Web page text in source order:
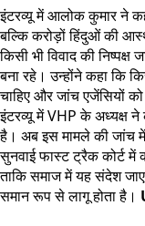
इंटरव्यू में आलोक कुमार ने
बल्कि करोड़ों हिंदुओं की
किसी भी विवाद की
बना रहे। उन्होंने कहा कि
चाहिए और जांच एजेंसियों को
इंटरव्यू में VHP के अध्यक्ष
है। अब इस मामले की जांच में
सुनवाई फास्ट ट्रैक कोर्ट में
ताकि समाज में यह संदेश
समान रूप से लागू होता है।